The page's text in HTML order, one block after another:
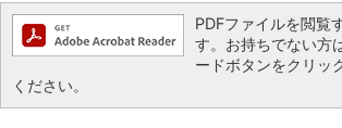
PDFファイルを閲
す。お持ちでない方
ードボタンをクリッ
ください。